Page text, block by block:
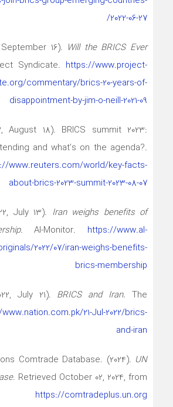
2022-06-27/
September 16). Will the BRICS Ever
Syndicate. https://www.project-
commentary/brics-20-years-of-
disappointment-by-jim-o-neill-2021-09
August 18). BRICS summit 2023:
and what’s on the agenda?.
www.reuters.com/world/key-facts-
about-brics-2023-summit-2023-08-07
July 13). Iran weighs benefits of
. Al-Monitor. https://www.al-
2022/07/iran-weighs-benefits-
brics-membership
July 21). BRICS and Iran. The
21-Jul-2022/brics-
and-iran
Comtrade Database. (2024). UN
. Retrieved October 02, 2024, from
https://comtradeplus.un.org